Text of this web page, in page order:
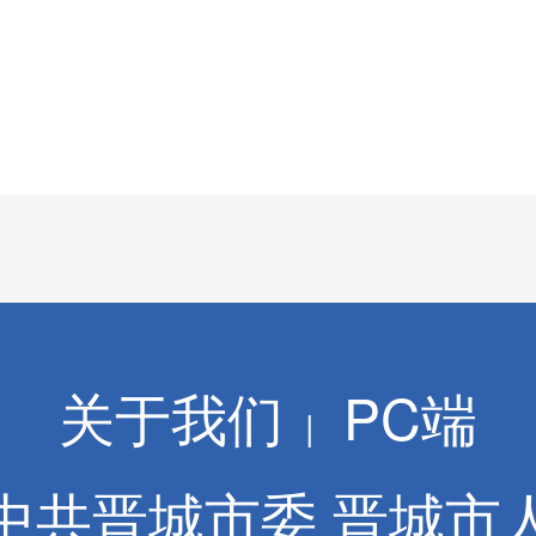
关于我们 |
PC端
共晋城市委 晋城市